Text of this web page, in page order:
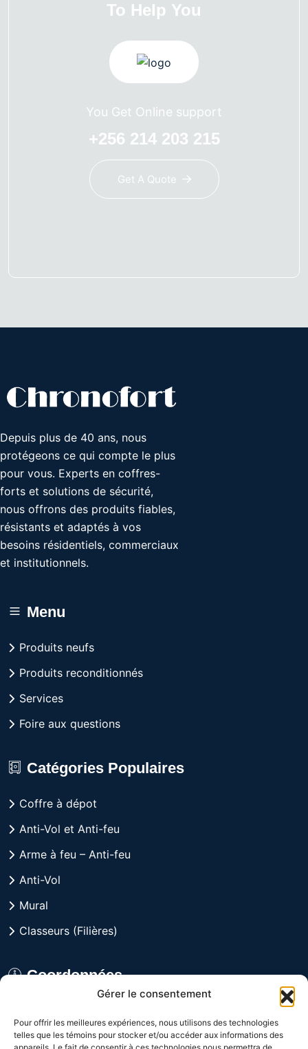
Gérer le consentement
Pour offrir les meilleures expériences, nous utilisons des technologies
telles que les témoins pour stocker et/ou accéder aux informations des
To Help You
You Get Online support
+256 214 203 215
Get A Quote
Depuis plus de 40 ans, nous
protégeons ce qui compte le plus
pour vous. Experts en coffres-
forts et solutions de sécurité,
nous offrons des produits fiables,
résistants et adaptés à vos
besoins résidentiels, commerciaux
et institutionnels.
Menu
Produits neufs
Produits reconditionnés
Services
Foire aux questions
Catégories Populaires
Coffre à dépot
Anti-Vol et Anti-feu
Arme à feu – Anti-feu
Anti-Vol
Mural
Classeurs (Filières)
Coordonnées
Québec H1J 1J3 CANADA